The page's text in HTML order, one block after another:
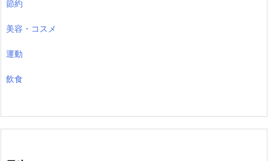
節約
美容・コスメ
運動
飲食